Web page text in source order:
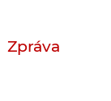
Zpráva